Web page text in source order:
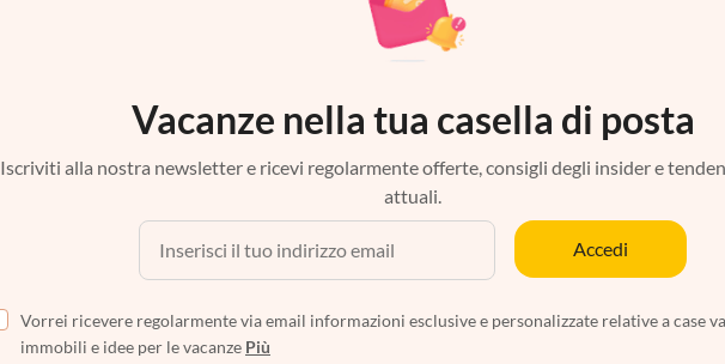
Vacanze nella tua casella di posta
Iscriviti alla nostra newsletter e ricevi regolarmente offerte, consigli degli insider e
attuali.
Accedi
Vorrei ricevere regolarmente via email informazioni esclusive e personalizzate relative a case
immobili e idee per le vacanze Più